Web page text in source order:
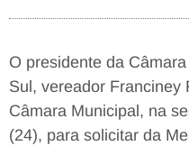
O presidente da
Sul, vereador Franciney
Câmara Municipal, na
(24), para solicitar da